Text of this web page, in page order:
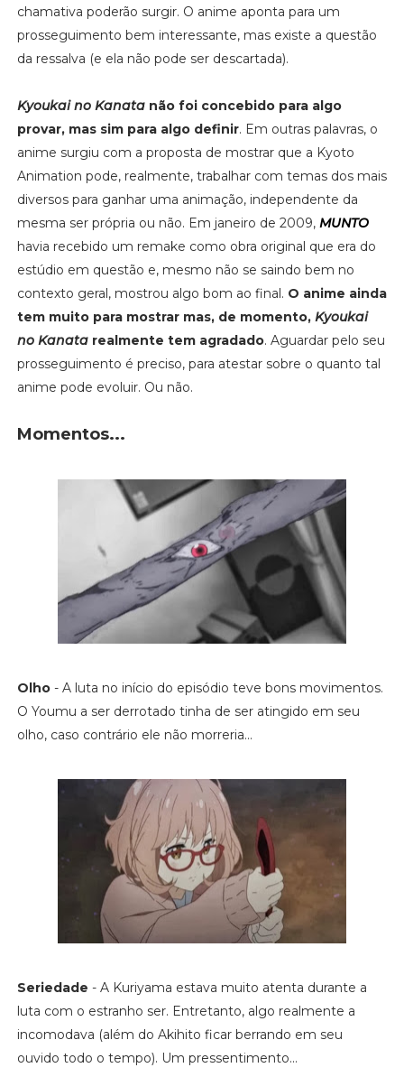
chamativa poderão surgir. O anime aponta para um
prosseguimento bem interessante, mas existe a questão
da ressalva (e ela não pode ser descartada).
Kyoukai no Kanatanão foi concebido para algo
provar, mas sim para algo definir. Em outras palavras, o
anime surgiu com a proposta de mostrar que a Kyoto
Animation pode, realmente, trabalhar com temas dos mais
diversos para ganhar uma animação, independente da
mesma ser própria ou não. Em janeiro de 2009, MUNTO
havia recebido um remake como obra original que era do
estúdio em questão e, mesmo não se saindo bem no
contexto geral, mostrou algo bom ao final. O anime ainda
tem muito para mostrar mas, de momento, Kyoukai
no Kanatarealmente tem agradado. Aguardar pelo seu
prosseguimento é preciso, para atestar sobre o quanto tal
anime pode evoluir. Ou não.
Momentos...
Olho- A luta no início do episódio teve bons movimentos.
O Youmu a ser derrotado tinha de ser atingido em seu
olho, caso contrário ele não morreria...
Seriedade - A Kuriyama estava muito atenta durante a
luta com o estranho ser. Entretanto, algo realmente a
incomodava (além do Akihito ficar berrando em seu
ouvido todo o tempo). Um pressentimento...